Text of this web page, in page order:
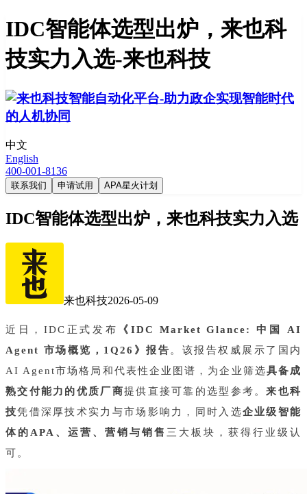
IDC智能体选型出炉，来也科
技实力入选-来也科技
中文
English
400-001-8136
联系我们 申请试用 APA星火计划
IDC智能体选型出炉，来也科技实力入选
来也科技2026-05-09
近日，IDC正式发布
《IDC Market Glance: 中国 AI
Agent 市场概览，1Q26》报告。该报告权威展示了国内
AI Agent市场格局和代表性企业图谱，为企业筛选具备成
熟交付能力的优质厂商提供直接可靠的选型参考。来也科
技凭借深厚技术实力与市场影响力，同时入选企业级智能
体的APA、运营、营销与销售 三大板块，获得行业级认
可。